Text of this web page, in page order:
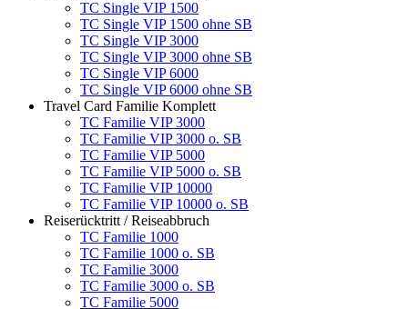
TC Single VIP 1500
TC Single VIP 1500 ohne SB
TC Single VIP 3000
TC Single VIP 3000 ohne SB
TC Single VIP 6000
TC Single VIP 6000 ohne SB
Travel Card Familie Komplett
TC Familie VIP 3000
TC Familie VIP 3000 o. SB
TC Familie VIP 5000
TC Familie VIP 5000 o. SB
TC Familie VIP 10000
TC Familie VIP 10000 o. SB
Reiserücktritt / Reiseabbruch
TC Familie 1000
TC Familie 1000 o. SB
TC Familie 3000
TC Familie 3000 o. SB
TC Familie 5000